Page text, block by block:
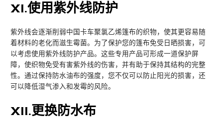
XI.使用紫外线防护
紫外线会逐渐削弱中国卡车聚氯乙烯篷布的织物，使其更容易随
着材料的老化而滋生霉菌。为了保护您的篷布免受日晒损害，可
以考虑使用紫外线防护产品。这些专用产品可形成一道保护屏
障，使织物免受有害紫外线的伤害，并有助于保持其结构的完整
性。通过保持防水油布的强度，您不仅可以防止阳光的损害，还
可以降低湿气渗入和发霉的风险。
XII.更换防水布